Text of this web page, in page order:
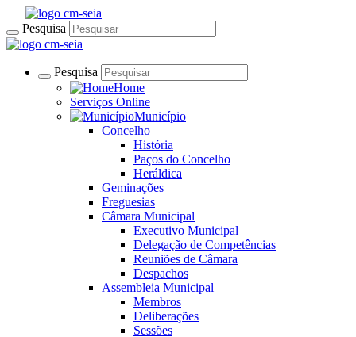
Pesquisa
Pesquisa
Home
Serviços Online
Município
Concelho
História
Paços do Concelho
Heráldica
Geminações
Freguesias
Câmara Municipal
Executivo Municipal
Delegação de Competências
Reuniões de Câmara
Despachos
Assembleia Municipal
Membros
Deliberações
Sessões